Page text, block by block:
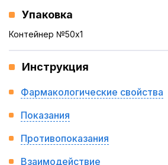
Упаковка
Контейнер №50x1
Инструкция
Фармакологические свойства
Показания
Противопоказания
Взаимодействие